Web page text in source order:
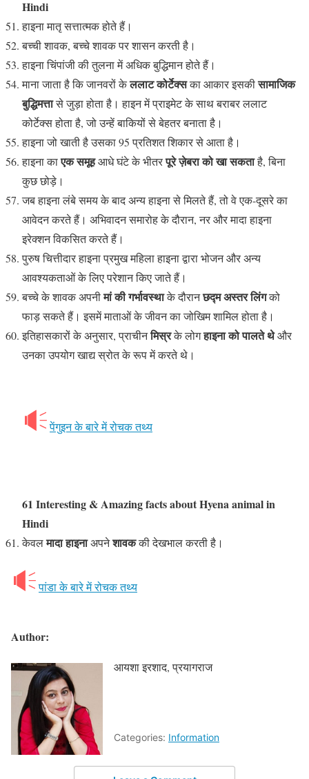
Hindi
हाइना मातृ सत्तात्मक होते हैं।
बच्ची शावक, बच्चे शावक पर शासन करती है।
हाइना चिंपांजी की तुलना में अधिक बुद्धिमान होते हैं।
माना जाता है कि जानवरों केललाट कोर्टेक्सका आकार इसकीसामाजिक
बुद्धिमत्तासे जुड़ा होता है। हाइन में प्राइमेट के साथ बराबर ललाट
कोर्टेक्स होता है, जो उन्हें बाकियों से बेहतर बनाता है।
हाइना जो खाती है उसका 95 प्रतिशत शिकार से आता है।
हाइना काएक समूहआधे घंटे के भीतरपूरे ज़ेबरा को खा सकताहै, बिना
कुछ छोड़े।
जब हाइना लंबे समय के बाद अन्य हाइना से मिलते हैं, तो वे एक-दूसरे का
आवेदन करते हैं। अभिवादन समारोह के दौरान, नर और मादा हाइना
इरेक्शन विकसित करते हैं।
पुरुष चित्तीदार हाइना प्रमुख महिला हाइना द्वारा भोजन और अन्य
आवश्यकताओं के लिए परेशान किए जाते हैं।
बच्चे के शावक अपनीमां की गर्भावस्थाके दौरानछद्म अस्तर लिंगको
फाड़ सकते हैं। इसमें माताओं के जीवन का जोखिम शामिल होता है।
इतिहासकारों के अनुसार, प्राचीनमिस्रके लोगहाइना को पालते थेऔर
उनका उपयोग खाद्य स्रोत के रूप में करते थे।
पेंगुइन के बारे में रोचक तथ्य
61 Interesting & Amazing facts about Hyena animalin
Hindi
केवलमादा हाइनाअपनेशावककी देखभाल करती है।
पांडा के बारे में रोचक तथ्य
Author:
आयशा इरशाद, प्रयागराज
Categories: Information